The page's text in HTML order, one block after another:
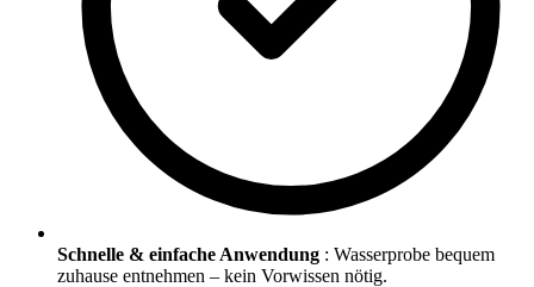
Schnelle & einfache Anwendung : Wasserprobe bequem
zuhause entnehmen – kein Vorwissen nötig.